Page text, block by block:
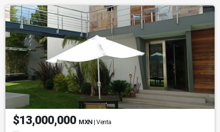
$13,000,000 MXN | Venta